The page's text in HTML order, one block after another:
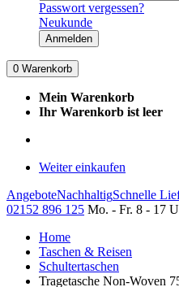
Passwort vergessen?
Neukunde
Anmelden
0 Warenkorb
Mein Warenkorb
Ihr Warenkorb ist leer
Weiter einkaufen
AngeboteNachhaltigSchnelle
02152 896 125 Mo. - Fr. 8 - 17
Home
Taschen & Reisen
Schultertaschen
Tragetasche Non-Woven